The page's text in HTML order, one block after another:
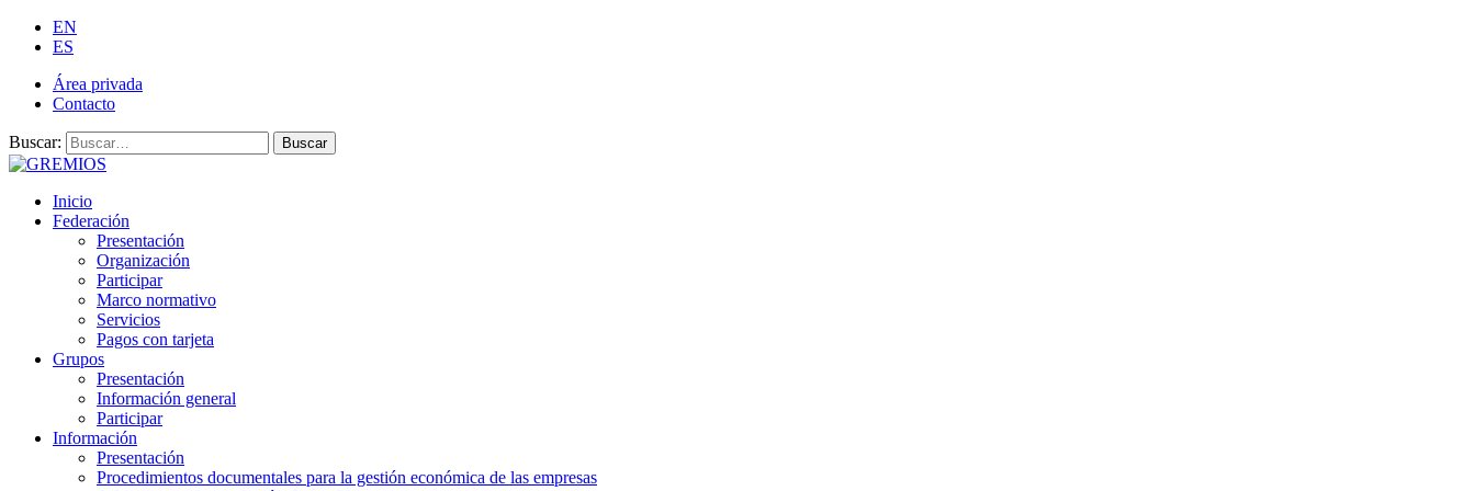
EN
ES
Área privada
Contacto
Buscar: Buscar
Inicio
Federación
Presentación
Organización
Participar
Marco normativo
Servicios
Pagos con tarjeta
Grupos
Presentación
Información general
Participar
Información
Presentación
Procedimientos documentales para la gestión económica de las empresas